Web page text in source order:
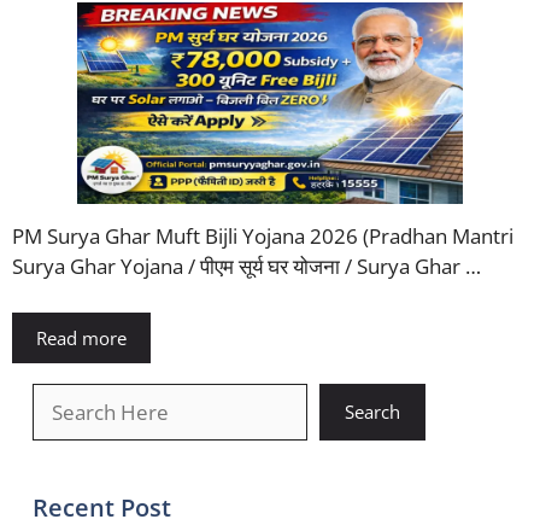
PM Surya Ghar Muft Bijli Yojana 2026 (Pradhan Mantri
Surya Ghar Yojana / पीएम सूर्य घर योजना / Surya Ghar …
Read more
Search
Recent Post